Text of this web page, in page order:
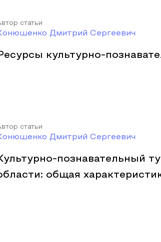
статьи
Дмитрий Сергеевич
культурно-
статьи
Дмитрий Сергеевич
познавательный
общая